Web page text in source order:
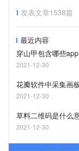
发表文章1538篇
最近内容
穿山甲包含哪些app
2021-12-30
花瓣软件中采集画
2021-12-30
草料二维码是什么
2021-12-30